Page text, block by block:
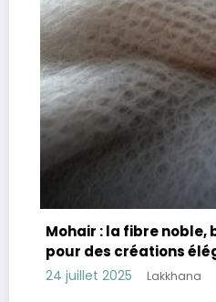
Mohair : la fibre noble,
pour des créations
24 juillet 2025 Lakkhana